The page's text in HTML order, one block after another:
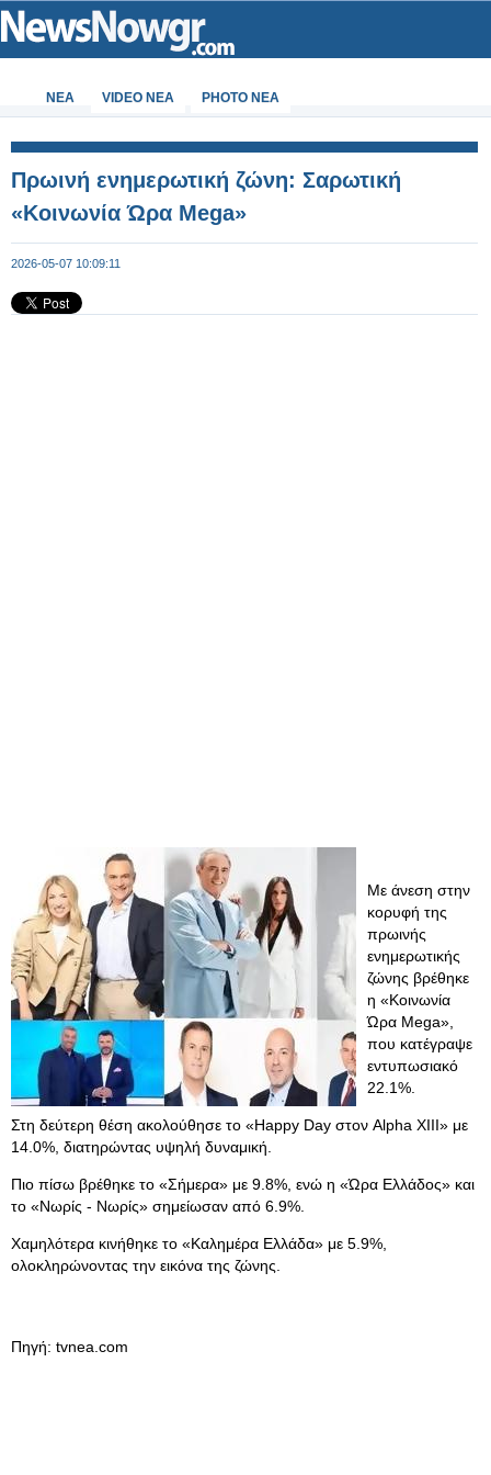
ΝΕΑ VIDEO NEA PHOTO NEA
Πρωινή ενημερωτική ζώνη: Σαρωτική
«Κοινωνία Ώρα Mega»
2026-05-07 10:09:11
Με άνεση στην
κορυφή της
πρωινής
ενημερωτικής
ζώνης βρέθηκε
η «Κοινωνία
Ώρα Mega»,
που κατέγραψε
εντυπωσιακό
22.1%.
Στη δεύτερη θέση ακολούθησε το «Happy Day στον Alpha XIII» με
14.0%, διατηρώντας υψηλή δυναμική.
Πιο πίσω βρέθηκε το «Σήμερα» με 9.8%, ενώ η «Ώρα Ελλάδος» και
το «Νωρίς - Νωρίς» σημείωσαν από 6.9%.
Χαμηλότερα κινήθηκε το «Καλημέρα Ελλάδα» με 5.9%,
ολοκληρώνοντας την εικόνα της ζώνης.
Πηγή: tvnea.com